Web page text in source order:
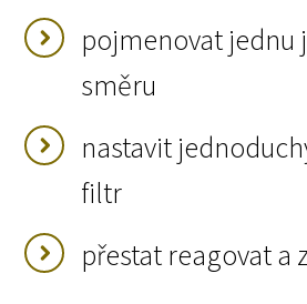
pojmenovat jednu
směru
nastavit
filtr
přestat reagovat a